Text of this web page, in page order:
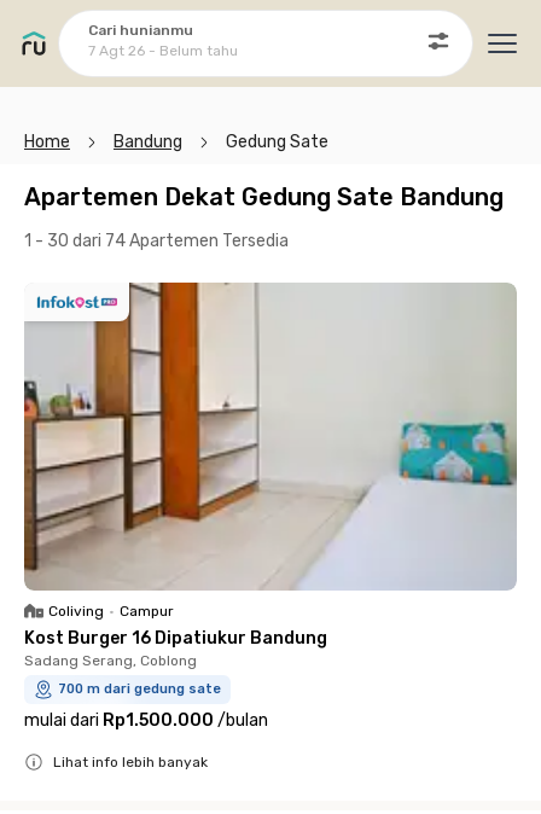
Cari hunianmu
7 Agt 26 - Belum tahu
Home Bandung Gedung Sate
Apartemen Dekat Gedung Sate Bandung
1 - 30 dari 74 Apartemen Tersedia
Coliving • Campur
Kost Burger 16 Dipatiukur Bandung
Sadang Serang, Coblong
700 m dari gedung sate
mulai dari Rp1.500.000 /bulan
Lihat info lebih banyak